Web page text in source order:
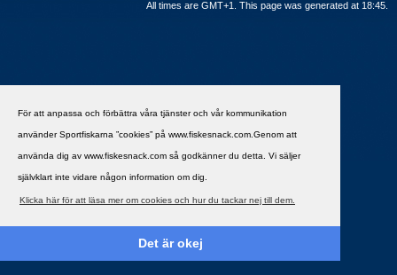
För att anpassa och förbättra våra tjänster och vår kommunikation
använder Sportfiskarna ”cookies” på www.fiskesnack.com.Genom att
använda dig av www.fiskesnack.com så godkänner du detta. Vi säljer
självklart inte vidare någon information om dig.
Klicka här för att läsa mer om cookies och hur du tackar nej till dem.
Det är okej
All times are GMT+1. This page was generated at 18:45.